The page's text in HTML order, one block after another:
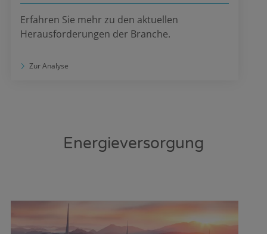
Erfahren Sie mehr zu den aktuellen
Herausforderungen der Branche.
Zur Analyse
Energieversorgung